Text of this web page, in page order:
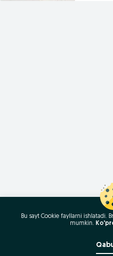
Bu sayt Cookie fayllarni ishlatadi.
mumkin.